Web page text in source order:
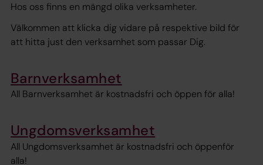
Hos oss finns en mängd olika verksamheter.
Välkommen att klicka dig vidare på respektive bild för
att hitta just den verksamhet som passar Dig.
Barnverksamhet
All Barnverksamhet är kostnadsfri och öppen för alla!
Ungdomsverksamhet
All Ungdomsverksamhet är kostnadsfri och öppenför
alla!